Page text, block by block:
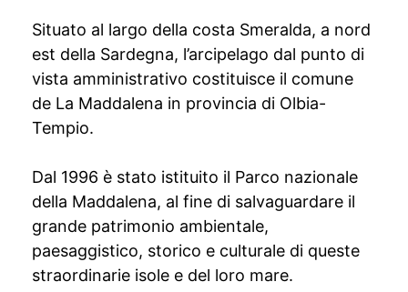
Situato al largo della costa Smeralda, a nord
est della Sardegna, l’arcipelago dal punto di
vista amministrativo costituisce il comune
de La Maddalena in provincia di Olbia-
Tempio.
Dal 1996 è stato istituito il Parco nazionale
della Maddalena, al fine di salvaguardare il
grande patrimonio ambientale,
paesaggistico, storico e culturale di queste
straordinarie isole e del loro mare.